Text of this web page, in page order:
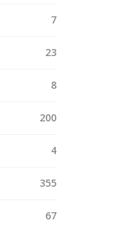
7
23
8
200
4
355
67